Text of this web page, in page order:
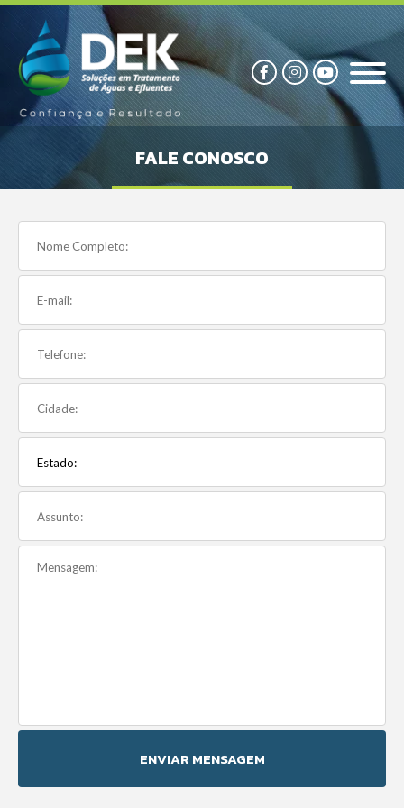
FALE CONOSCO